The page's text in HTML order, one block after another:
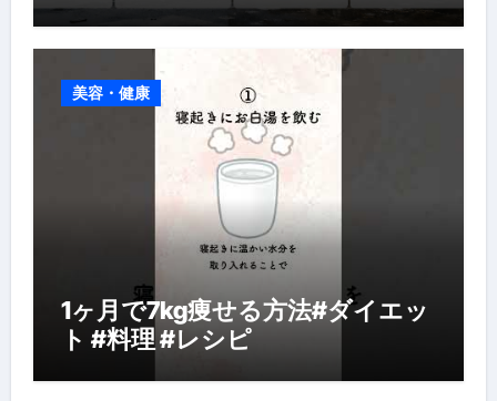
美容・健康
1ヶ月で7kg痩せる方法#ダイエッ
ト #料理 #レシピ